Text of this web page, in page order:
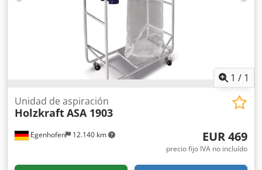
1 / 1
Egenhofen 12.140 km
Unidad de aspiración
HolzkraftASA 1903
EUR 469
precio fijo IVA no incluído